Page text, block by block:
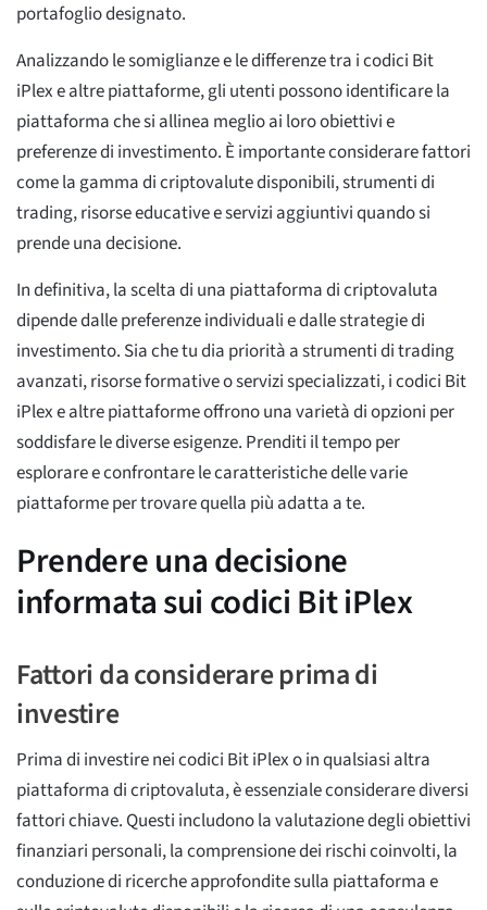
portafoglio designato.
Analizzando le somiglianze e le differenze tra i codici Bit
iPlex e altre piattaforme, gli utenti possono identificare la
piattaforma che si allinea meglio ai loro obiettivi e
preferenze di investimento. È importante considerare fattori
come la gamma di criptovalute disponibili, strumenti di
trading, risorse educative e servizi aggiuntivi quando si
prende una decisione.
In definitiva, la scelta di una piattaforma di criptovaluta
dipende dalle preferenze individuali e dalle strategie di
investimento. Sia che tu dia priorità a strumenti di trading
avanzati, risorse formative o servizi specializzati, i codici Bit
iPlex e altre piattaforme offrono una varietà di opzioni per
soddisfare le diverse esigenze. Prenditi il tempo per
esplorare e confrontare le caratteristiche delle varie
piattaforme per trovare quella più adatta a te.
Prendere una decisione
informata sui codici Bit iPlex
Fattori da considerare prima di
investire
Prima di investire nei codici Bit iPlex o in qualsiasi altra
piattaforma di criptovaluta, è essenziale considerare diversi
fattori chiave. Questi includono la valutazione degli obiettivi
finanziari personali, la comprensione dei rischi coinvolti, la
conduzione di ricerche approfondite sulla piattaforma e